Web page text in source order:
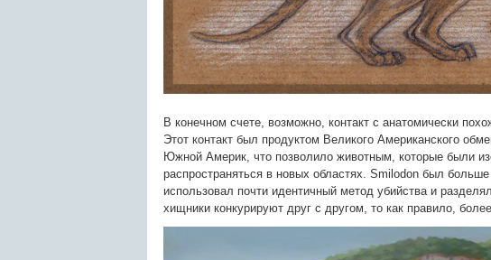
В конечном счете, возможно, контакт с анатомически
Этот контакт был продуктом Великого Американского
Южной Америк, что позволило животным, которые были
распространяться в новых областях. Smilodon был
использовал почти идентичный метод убийства и
хищники конкурируют друг с другом, то как правило,